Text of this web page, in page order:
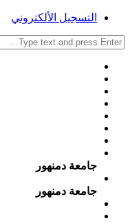
التسجيل الألكتروني
جامعة دمنهور
جامعة دمنهور